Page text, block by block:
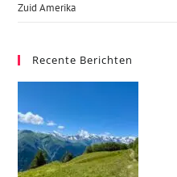
Zuid Amerika
Recente Berichten